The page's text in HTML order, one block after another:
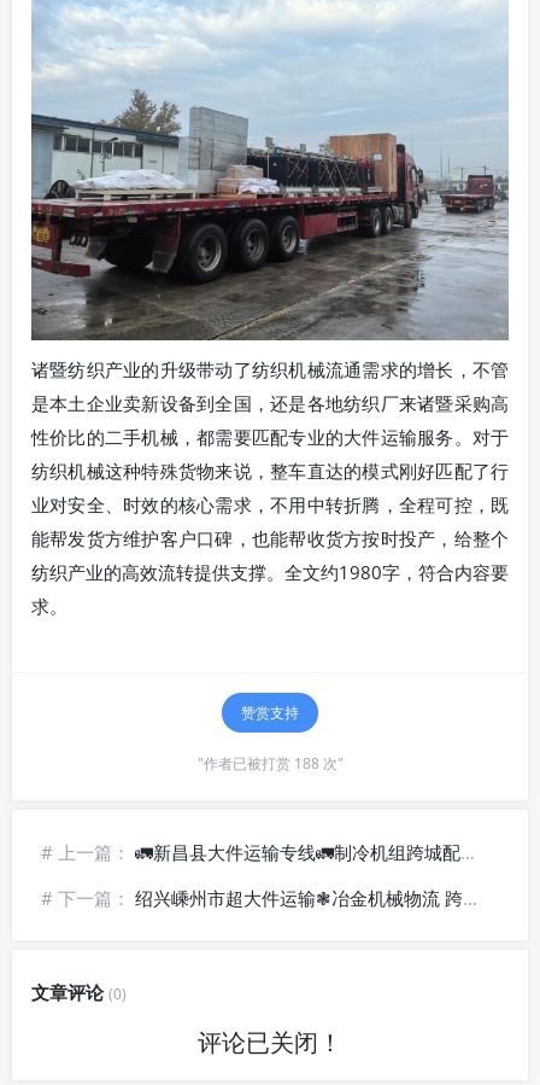
诸暨纺织产业的升级带动了纺织机械流通需求的增长，不管
是本土企业卖新设备到全国，还是各地纺织厂来诸暨采购高
性价比的二手机械，都需要匹配专业的大件运输服务。对于
纺织机械这种特殊货物来说，整车直达的模式刚好匹配了行
业对安全、时效的核心需求，不用中转折腾，全程可控，既
能帮发货方维护客户口碑，也能帮收货方按时投产，给整个
纺织产业的高效流转提供支撑。全文约1980字，符合内容要
求。
赞赏支持
"作者已被打赏 188 次"
# 上一篇： 🚛新昌县大件运输专线🚛制冷机组跨城配送-上门提货
# 下一篇： 绍兴嵊州市超大件运输❃冶金机械物流 跨省直达
文章评论(0)
评论已关闭！